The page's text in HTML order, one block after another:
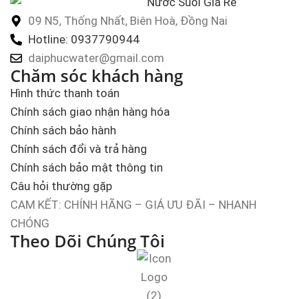
09 N5, Thống Nhất, Biên Hoà, Đồng Nai
Hotline: 0937790944
daiphucwater@gmail.com
Chăm sóc khách hàng
Hình thức thanh toán
Chính sách giao nhận hàng hóa
Chính sách bảo hành
Chính sách đổi và trả hàng
Chính sách bảo mật thông tin
Câu hỏi thường gặp
CAM KẾT: CHÍNH HÃNG – GIÁ ƯU ĐÃI – NHANH
CHÓNG
Theo Dõi Chúng Tôi